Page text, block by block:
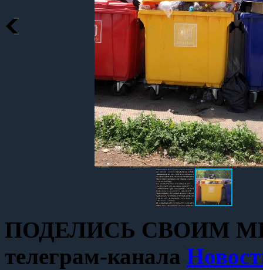
ПОДЕЛИСЬ СВОИМ
телеграм-канала